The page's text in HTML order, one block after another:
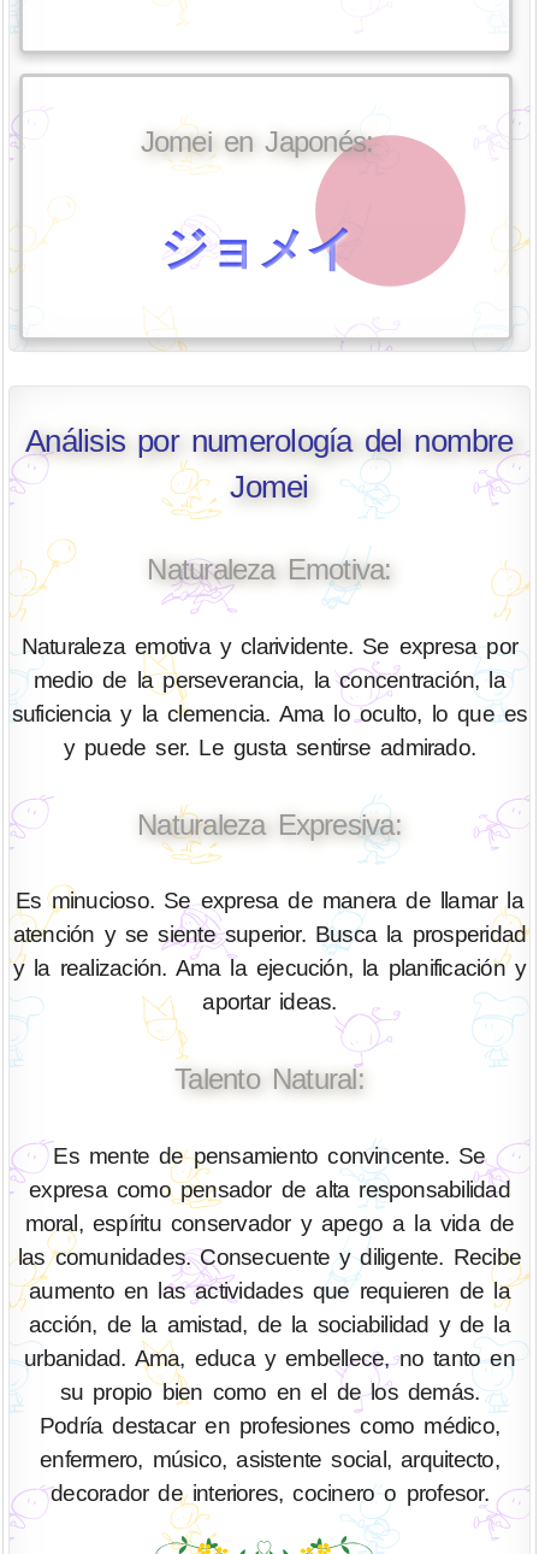
Jomei en Japonés:
ジョメイ
Análisis por numerología del nombre
Jomei
Naturaleza Emotiva:
Naturaleza emotiva y clarividente. Se expresa por
medio de la perseverancia, la concentración, la
suficiencia y la clemencia. Ama lo oculto, lo que es
y puede ser. Le gusta sentirse admirado.
Naturaleza Expresiva:
Es minucioso. Se expresa de manera de llamar la
atención y se siente superior. Busca la prosperidad
y la realización. Ama la ejecución, la planificación y
aportar ideas.
Talento Natural:
Es mente de pensamiento convincente. Se
expresa como pensador de alta responsabilidad
moral, espíritu conservador y apego a la vida de
las comunidades. Consecuente y diligente. Recibe
aumento en las actividades que requieren de la
acción, de la amistad, de la sociabilidad y de la
urbanidad. Ama, educa y embellece, no tanto en
su propio bien como en el de los demás.
Podría destacar en profesiones como médico,
enfermero, músico, asistente social, arquitecto,
decorador de interiores, cocinero o profesor.